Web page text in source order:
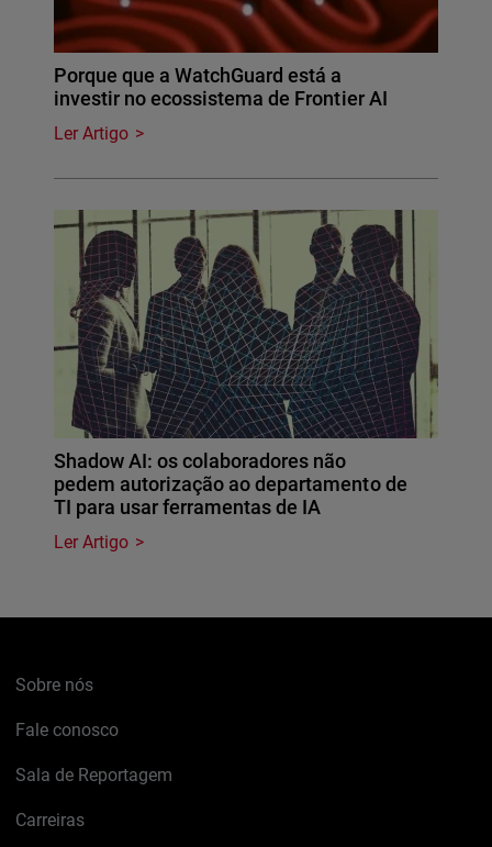
Porque que a WatchGuard está a
investir no ecossistema de Frontier AI
Ler Artigo
Shadow AI: os colaboradores não
pedem autorização ao departamento de
TI para usar ferramentas de IA
Ler Artigo
Sobre nós
Fale conosco
Sala de Reportagem
Carreiras